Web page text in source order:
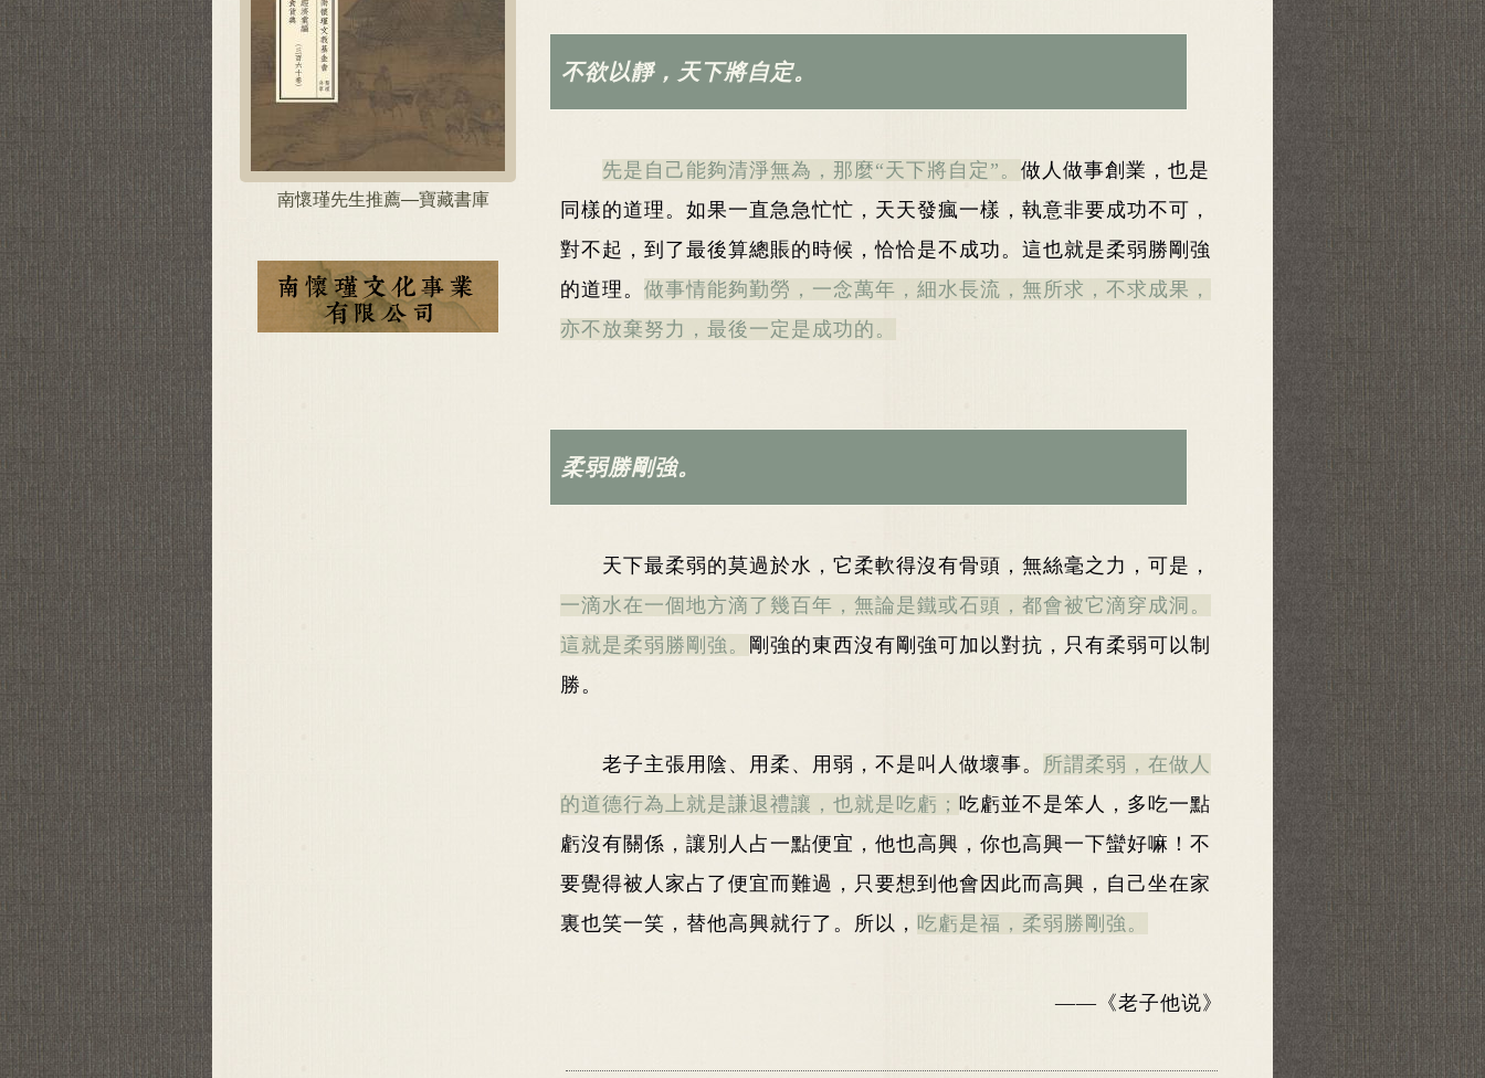
南懷瑾先生推薦—寶藏書庫
不欲以靜，天下將自定。
先是自己能夠清淨無為，那麼“天下將自定”。 做人做事創業，也是
同樣的道理。如果一直急急忙忙，天天發瘋一樣，執意非要成功不可，
對不起，到了最後算總賬的時候，恰恰是不成功。這也就是柔弱勝剛強
的道理。 做事情能夠勤勞，一念萬年，細水長流，無所求，不求成果，
亦不放棄努力，最後一定是成功的。
柔弱勝剛強。
天下最柔弱的莫過於水，它柔軟得沒有骨頭，無絲毫之力，可是，
一滴水在一個地方滴了幾百年，無論是鐵或石頭，都會被它滴穿成洞。
這就是柔弱勝剛強。
剛強的東西沒有剛強可加以對抗，只有柔弱可以制
勝。
老子主張用陰、用柔、用弱，不是叫人做壞事。
所謂柔弱，在做人
的道德行為上就是謙退禮讓，也就是吃虧； 吃虧並不是笨人，多吃一點
虧沒有關係，讓別人占一點便宜，他也高興，你也高興一下蠻好嘛！不
要覺得被人家占了便宜而難過，只要想到他會因此而高興，自己坐在家
裏也笑一笑，替他高興就行了。所以， 吃虧是福，柔弱勝剛強。
——《老子他说》